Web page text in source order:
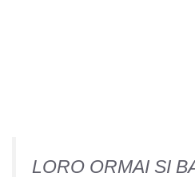
LORO ORMAI SI